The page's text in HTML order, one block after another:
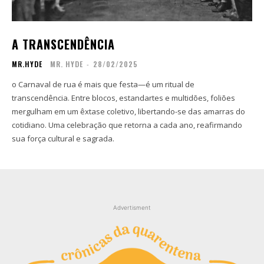
Contato
Zine
Autores
Sobre
Contato
Filmes
Sobre
Contato
Zine
Autores
Sobre
Contato
Filmes
Sobre
A TRANSCENDÊNCIA
MR.HYDE MR. HYDE - 28/02/2025
o Carnaval de rua é mais que festa—é um ritual de
transcendência. Entre blocos, estandartes e multidões, foliões
mergulham em um êxtase coletivo, libertando-se das amarras do
cotidiano. Uma celebração que retorna a cada ano, reafirmando
sua força cultural e sagrada.
Advertisment